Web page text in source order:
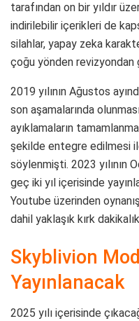
tarafından on bir yıldır
indirilebilir içerikleri de
silahlar, yapay zeka
çoğu yönden revizyondan
2019 yılının Ağustos
son aşamalarında
ayıklamaların
şekilde entegre edilmesi
söylenmişti. 2023 yılının
geç iki yıl içerisinde
Youtube üzerinden
dahil yaklaşık kırk
Skyblivion
Yayınlanacak
2025 yılı içerisinde